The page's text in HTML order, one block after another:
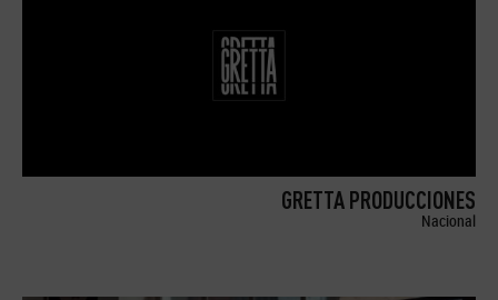
GRETTA PRODUCCIONES
Nacional